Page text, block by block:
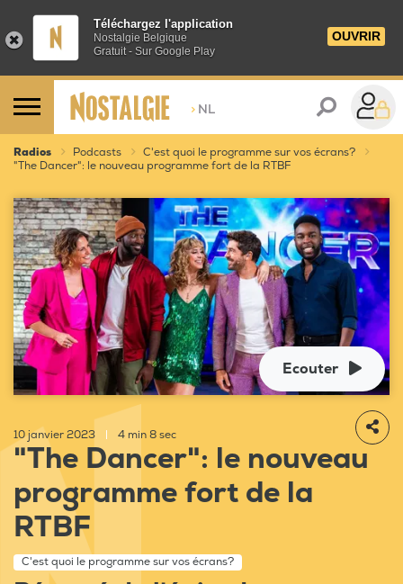
Téléchargez l'application
Nostalgie Belgique
Gratuit - Sur Google Play
OUVRIR
> NL
Radios Podcasts
C'est quoi le programme sur vos écrans?
"The Dancer": le nouveau programme fort de la RTBF
Ecouter
10 janvier 2023 4 min 8 sec
"The Dancer": le nouveau
programme fort de la
RTBF
C'est quoi le programme sur vos écrans?